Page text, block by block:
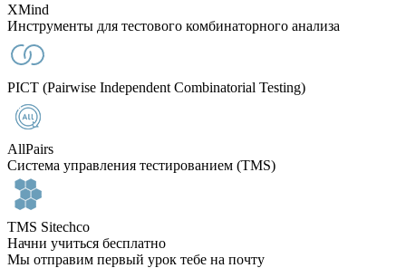
XMind
Инструменты для тестового комбинаторного анализа
PICT (Pairwise Independent Combinatorial Testing)
AllPairs
Система управления тестированием (TMS)
TMS Sitechco
Начни учиться бесплатно
Мы отправим первый урок тебе на почту